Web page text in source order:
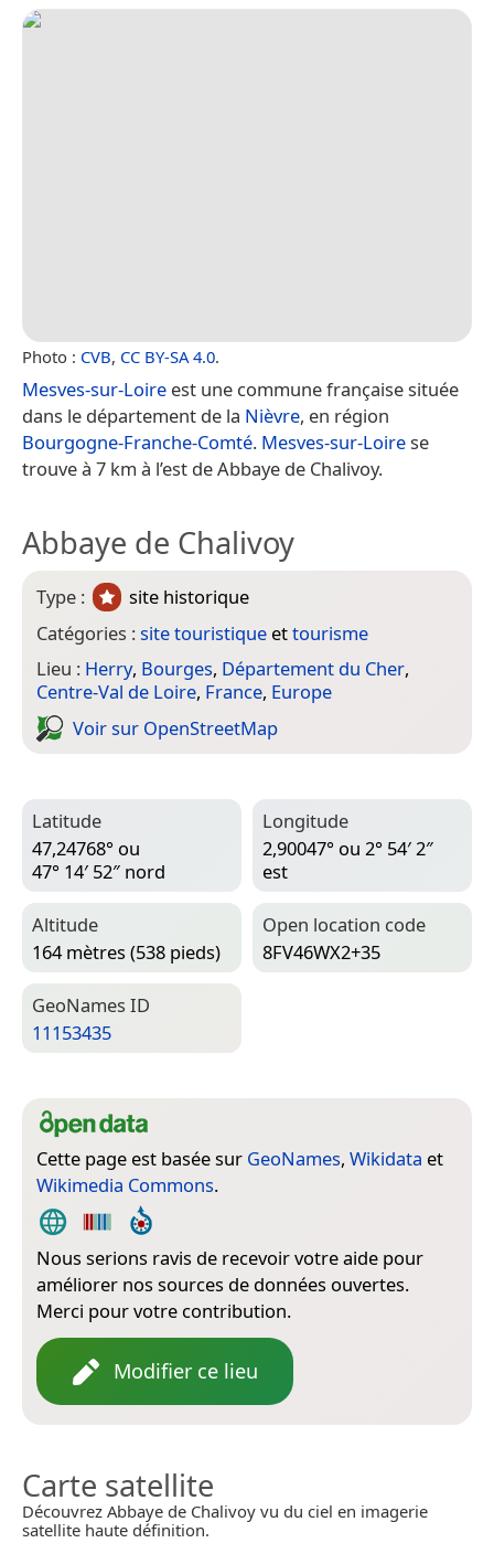
Photo : CVB, CC BY-SA 4.0.
Mesves-sur-Loire est une commune française située
dans le département de la Nièvre, en région
Bourgogne-Franche-Comté. Mesves-sur-Loirese
trouve à 7 km à l’est de Abbaye de Chalivoy.
Abbaye de Chalivoy
Type :
site historique
Catégories :site touristique ettourisme
Lieu : Herry, Bourges, Département du Cher,
Centre-Val de Loire, France, Europe
Voir sur Open­Street­Map
Latitude
47,24768° ou
47° 14′ 52″ nord
Longitude
2,90047° ou 2° 54′ 2″
est
Altitude
164 mètres (538 pieds)
Open location code
8FV46WX2+35
Geo­Names ID
11153435
Cette page est basée sur GeoNames, Wikidata et
Wikimedia Commons.
Nous serions ravis de recevoir votre aide pour
améliorer nos sources de données ouvertes.
Merci pour votre contribution.
Modifier ce lieu
Carte satellite
Découvrez Abbaye de Chalivoy vu du ciel en imagerie
satellite haute définition.